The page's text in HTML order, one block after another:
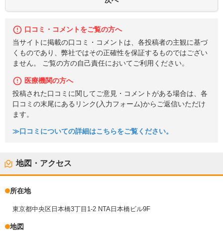
口コミ・コメントをご覧の方へ
当サイトに掲載の口コミ・コメントは、各投稿者の主観に基づ
くものであり、弊社ではその正確性を保証するものではござい
ません。 ご覧の方の自己責任においてご利用ください。
医療機関の方へ
投稿された口コミに関してご意見・コメントがある場合は、各
口コミの末尾にあるリンク(入力フォーム)からご返信いただけ
ます。
≫口コミについての詳細はこちらをご覧ください。
地図・アクセス
所在地
東京都中央区日本橋3丁目1-2 NTA日本橋ビル9F
地図